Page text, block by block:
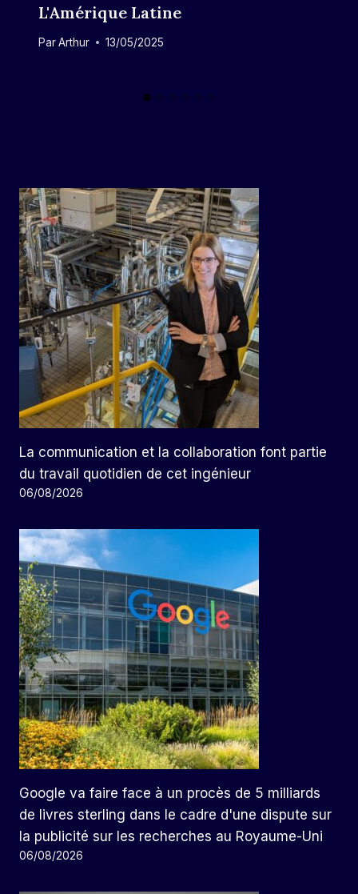
L'Amérique Latine
ParArthur 13/05/2025
La communication et la collaboration font partie
du travail quotidien de cet ingénieur
06/08/2026
Google va faire face à un procès de 5 milliards
de livres sterling dans le cadre d'une dispute sur
la publicité sur les recherches au Royaume-Uni
06/08/2026